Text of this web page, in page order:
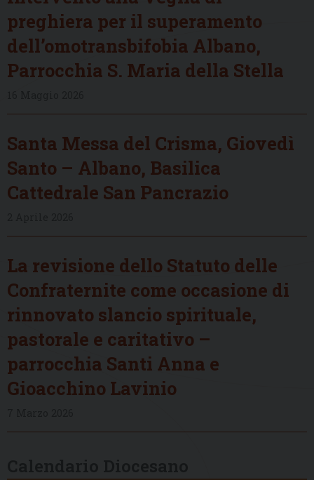
preghiera per il superamento
dell’omotransbifobia Albano,
Parrocchia S. Maria della Stella
Santa Messa del Crisma, Giovedì
Santo – Albano, Basilica
Cattedrale San Pancrazio
La revisione dello Statuto delle
Confraternite come occasione di
rinnovato slancio spirituale,
pastorale e caritativo –
parrocchia Santi Anna e
Gioacchino Lavinio